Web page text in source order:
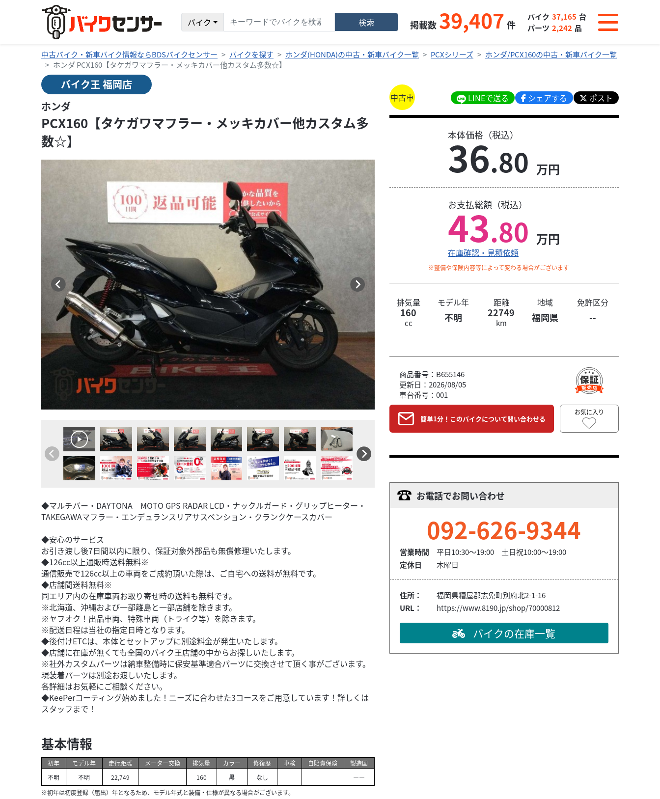
バイク 検索 掲載数 39,407 件
バイク 37,165 台
パーツ 2,242 品
中古バイク・新車バイク情報ならBDSバイクセンサー バイクを探す ホンダ(HONDA)の中古・新車バイク一覧 PCXシリーズ
ホンダ/PCX160の中古・新車バイク一覧
ホンダ PCX160【タケガワマフラー・メッキカバー他カスタム多数☆】
バイク王 福岡店
ホンダ
PCX160【タケガワマフラー・メッキカバー他カスタム多
数☆】
◆マルチバー・DAYTONA MOTO GPS RADAR LCD・ナックルガード・グリップヒーター・
TAKEGAWAマフラー・エンデュランスリアサスペンション・クランクケースカバー
◆安心のサービス
お引き渡し後7日間以内に限り、保証対象外部品も無償修理いたします。
◆126cc以上通販時送料無料※
通信販売で126cc以上の車両をご成約頂いた際は、ご自宅への送料が無料です。
◆店舗間送料無料※
同エリア内の在庫車両お取り寄せ時の送料も無料です。
※北海道、沖縄および一部離島と一部店舗を除きます。
※ヤフオク！出品車両、特殊車両（トライク等）を除きます。
※配送日程は当社の指定日時となります。
◆後付けETCは、本体とセットアップに別途料金が発生いたします。
◆店舗に在庫が無くても全国のバイク王店舗の中からお探しいたします。
※社外カスタムパーツは納車整備時に保安基準適合パーツに交換させて頂く事がございます。
現装着パーツは別途お渡しいたします。
各詳細はお気軽にご相談ください。
◆KeePerコーティング始めました！ニーズに合わせた3コースをご用意しています！詳しくは
スタッフまで！
基本情報
初年
不明
モデル年
不明
走行距離
22,749
メーター交換
排気量
160
カラー
黒
修復歴
なし
車検 自賠責保険
製造国
ーー
※初年は初度登録（届出）年となるため、モデル年式と装備・仕様が異なる場合がございます。
中古車 LINEで送る シェアする ポスト
本体価格（税込）
36.80 万円
お支払総額（税込）
43.80 万円
在庫確認・見積依頼
※整備や保険内容等によって変わる場合がございます
排気量 モデル年 距離 地域 免許区分
160
cc 不明 22749
km 福岡県 --
商品番号：B655146
更新日：2026/08/05
車台番号：001
簡単1分！このバイクについて問い合わせる
お気に入り
お電話でお問い合わせ
092-626-9344
営業時間
平日10:30～19:00 土日祝10:00～19:00
定休日
木曜日
住所：
福岡県糟屋郡志免町別府北2-1-16
URL：
https://www.8190.jp/shop/70000812
バイクの在庫一覧